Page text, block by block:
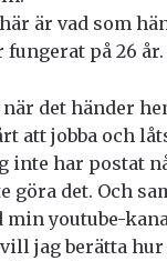
är vad som
på 26
det händer
att jobba och
inte har postat
göra det. Och
youtube-
jag berätta